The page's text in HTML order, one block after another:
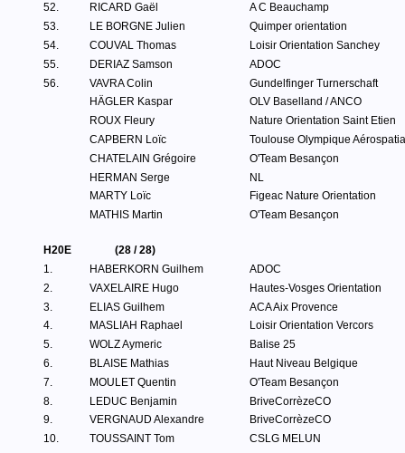
52.
RICARD Gaël
A C Beauchamp
53.
LE BORGNE Julien
Quimper orientation
54.
COUVAL Thomas
Loisir Orientation Sanchey
55.
DERIAZ Samson
ADOC
56.
VAVRA Colin
Gundelfinger Turnerschaft
HÄGLER Kaspar
OLV Baselland / ANCO
ROUX Fleury
Nature Orientation Saint Etien
CAPBERN Loïc
Toulouse Olympique
CHATELAIN Grégoire
O'Team Besançon
HERMAN Serge
NL
MARTY Loïc
Figeac Nature Orientation
MATHIS Martin
O'Team Besançon
H20E
(28 / 28)
1.
HABERKORN Guilhem
ADOC
2.
VAXELAIRE Hugo
Hautes-Vosges Orientation
3.
ELIAS Guilhem
ACA Aix Provence
4.
MASLIAH Raphael
Loisir Orientation Vercors
5.
WOLZ Aymeric
Balise 25
6.
BLAISE Mathias
Haut Niveau Belgique
7.
MOULET Quentin
O'Team Besançon
8.
LEDUC Benjamin
BriveCorrèzeCO
9.
VERGNAUD Alexandre
BriveCorrèzeCO
10.
TOUSSAINT Tom
CSLG MELUN